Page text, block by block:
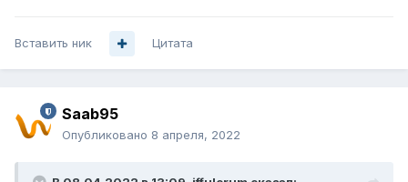
Вставить ник Цитата
Saab95
Опубликовано 8 апреля, 2022